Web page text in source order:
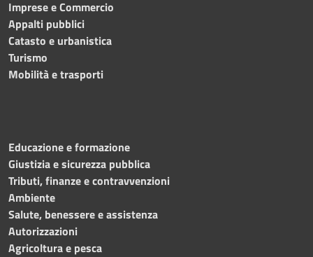
Imprese e Commercio
Appalti pubblici
Catasto e urbanistica
Turismo
Mobilità e trasporti
Educazione e formazione
Giustizia e sicurezza pubblica
Tributi, finanze e contravvenzioni
Ambiente
Salute, benessere e assistenza
Autorizzazioni
Agricoltura e pesca